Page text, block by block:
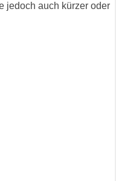
jedoch auch kürzer oder